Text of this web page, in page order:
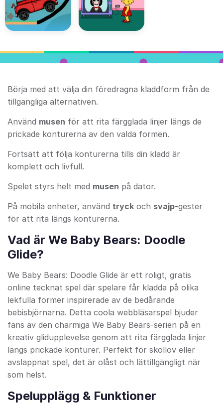
Börja med att välja din föredragna kladdform från de
tillgängliga alternativen.
Använd musen för att rita färgglada linjer längs de
prickade konturerna av den valda formen.
Fortsätt att följa konturerna tills din kladd är
komplett och livfull.
Spelet styrs helt med musen på dator.
På mobila enheter, använd tryck och svajp-gester
för att rita längs konturerna.
Vad är We Baby Bears: Doodle
Glide?
We Baby Bears: Doodle Glide är ett roligt, gratis
online tecknat spel där spelare får kladda på olika
lekfulla former inspirerade av de bedårande
bebisbjörnarna. Detta coola webbläsarspel bjuder
fans av den charmiga We Baby Bears-serien på en
kreativ glidupplevelse genom att rita färgglada linjer
längs prickade konturer. Perfekt för skollov eller
avslappnat spel, det är olåst och lättillgängligt när
som helst.
Spelupplägg & Funktioner